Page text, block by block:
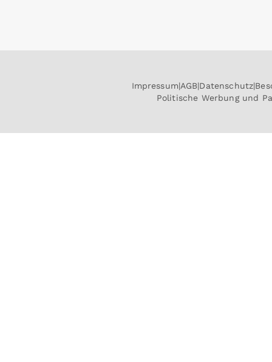
Impressum AGB Datenschutz
Politische Werbung und